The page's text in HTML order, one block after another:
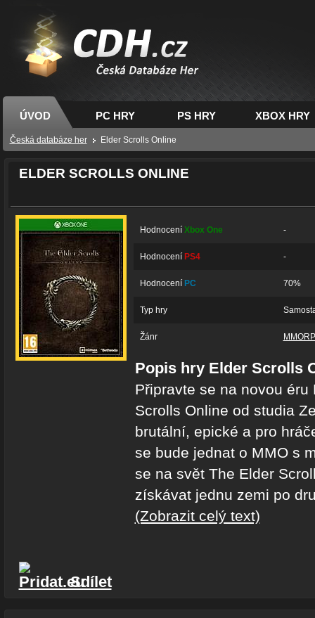
CDH.cz - hry na PC,
PS, XBOX - Česká
databáze her
ÚVOD PC HRY PS HRY XBOX HRY
Česká databáze her Elder Scrolls Online
ELDER SCROLLS ONLINE
Hodnocení Xbox One -
Hodnocení PS4 -
Hodnocení PC 70%
Typ hry
Žánr
Popis hry Elder Scrolls
Připravte se na novou
Scrolls Online od studia
brutální, epické a pro
se bude jednat o MMO s
se na svět The Elder
získávat jednu zemi po
(Zobrazit celý text)
Sdílet